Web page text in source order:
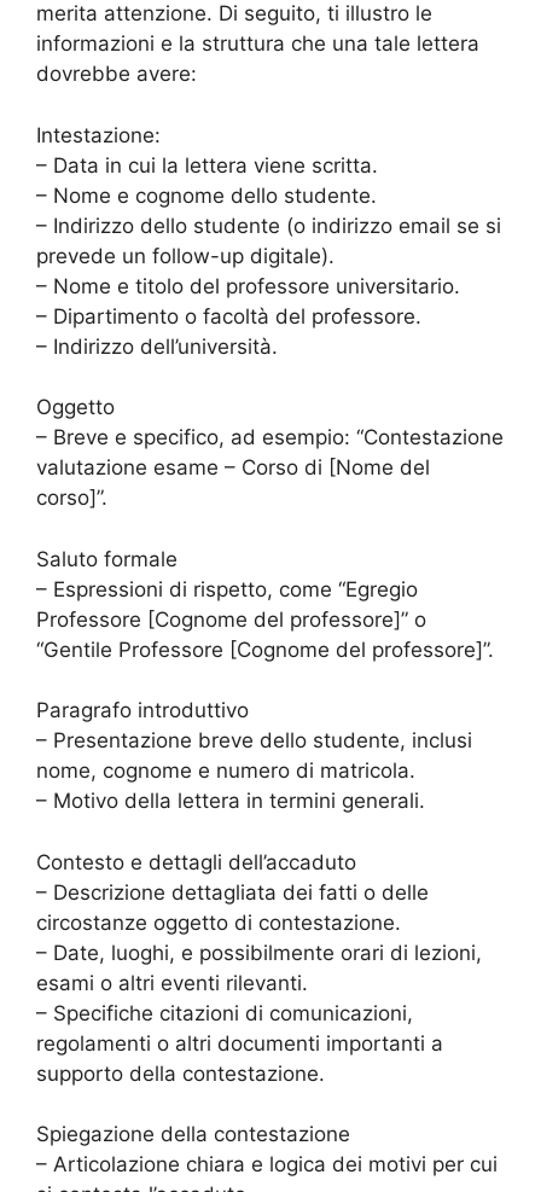
merita attenzione. Di seguito, ti illustro le
informazioni e la struttura che una tale lettera
dovrebbe avere:
Intestazione:
– Data in cui la lettera viene scritta.
– Nome e cognome dello studente.
– Indirizzo dello studente (o indirizzo email se si
prevede un follow-up digitale).
– Nome e titolo del professore universitario.
– Dipartimento o facoltà del professore.
– Indirizzo dell’università.
Oggetto
– Breve e specifico, ad esempio: “Contestazione
valutazione esame – Corso di [Nome del
corso]”.
Saluto formale
– Espressioni di rispetto, come “Egregio
Professore [Cognome del professore]” o
“Gentile Professore [Cognome del professore]”.
Paragrafo introduttivo
– Presentazione breve dello studente, inclusi
nome, cognome e numero di matricola.
– Motivo della lettera in termini generali.
Contesto e dettagli dell’accaduto
– Descrizione dettagliata dei fatti o delle
circostanze oggetto di contestazione.
– Date, luoghi, e possibilmente orari di lezioni,
esami o altri eventi rilevanti.
– Specifiche citazioni di comunicazioni,
regolamenti o altri documenti importanti a
supporto della contestazione.
Spiegazione della contestazione
– Articolazione chiara e logica dei motivi per cui